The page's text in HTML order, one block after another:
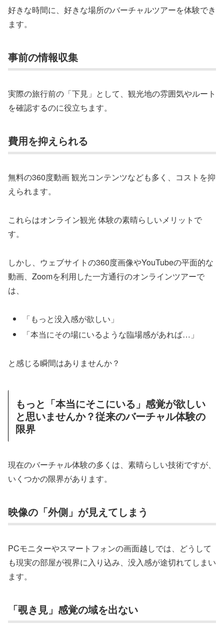
好きな時間に、好きな場所のバーチャルツアーを体験でき
ます。
事前の情報収集
実際の旅行前の「下見」として、観光地の雰囲気やルート
を確認するのに役立ちます。
費用を抑えられる
無料の360度動画 観光コンテンツなども多く、コストを抑
えられます。
これらはオンライン観光 体験の素晴らしいメリットで
す。
しかし、ウェブサイトの360度画像やYouTubeの平面的な
動画、Zoomを利用した一方通行のオンラインツアーで
は、
「もっと没入感が欲しい」
「本当にその場にいるような臨場感があれば…」
と感じる瞬間はありませんか？
もっと「本当にそこにいる」感覚が欲しい
と思いませんか？従来のバーチャル体験の
限界
現在のバーチャル体験の多くは、素晴らしい技術ですが、
いくつかの限界があります。
映像の「外側」が見えてしまう
PCモニターやスマートフォンの画面越しでは、どうして
も現実の部屋が視界に入り込み、没入感が途切れてしまい
ます。
「覗き見」感覚の域を出ない